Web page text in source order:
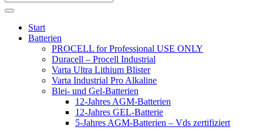
Start
Batterien
PROCELL for Professional USE ONLY
Duracell – Procell Industrial
Varta Ultra Lithium Blister
Varta Industrial Pro Alkaline
Blei- und Gel-Batterien
12-Jahres AGM-Batterien
12-Jahres GEL-Batterie
5-Jahres AGM-Batterien – Vds zertifiziert